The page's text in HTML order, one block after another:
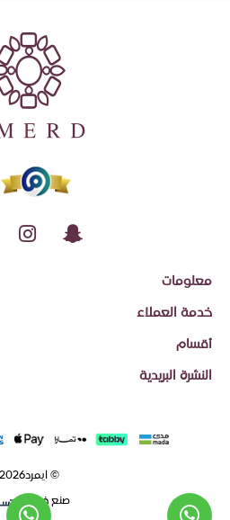
معلومات
شروط الاستخدام والضمان
خدمة العملاء
تتبع الطلب
أقسام
العروض المميزة
وصل حديثا
النشرة البريدية
اشترك
© ايمرد2026
صنع في